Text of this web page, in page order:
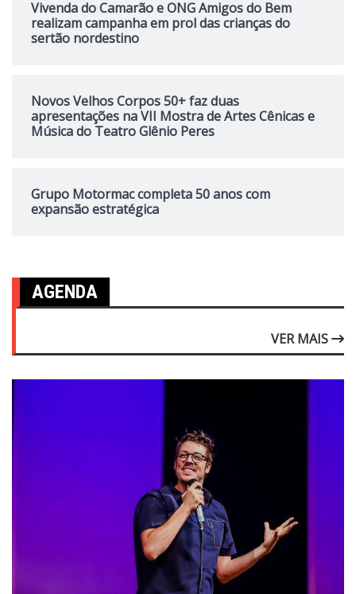
Vivenda do Camarão e ONG Amigos do Bem
realizam campanha em prol das crianças do
sertão nordestino
Novos Velhos Corpos 50+ faz duas
apresentações na VII Mostra de Artes Cênicas e
Música do Teatro Glênio Peres
Grupo Motormac completa 50 anos com
expansão estratégica
AGENDA
VER MAIS